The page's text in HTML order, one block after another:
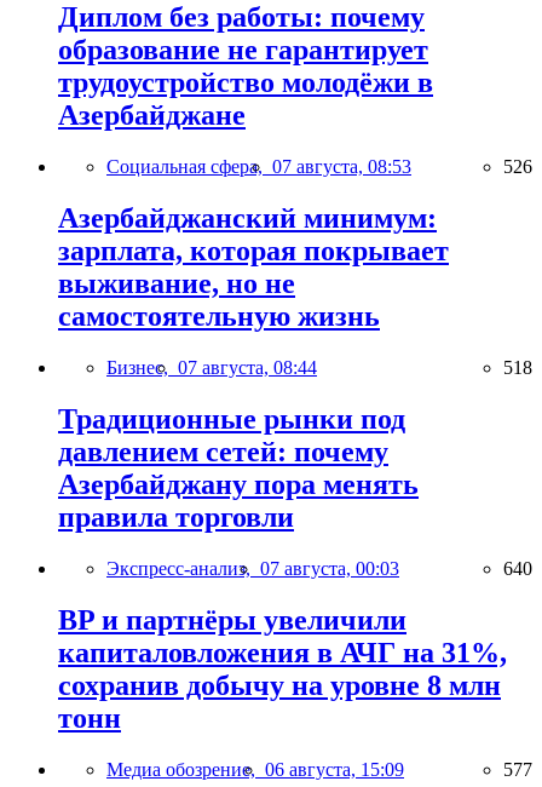
Диплом без работы: почему
образование не гарантирует
трудоустройство молодёжи в
Азербайджане
Социальная сфера, 07 августа, 08:53 526
Азербайджанский минимум:
зарплата, которая покрывает
выживание, но не
самостоятельную жизнь
Бизнес, 07 августа, 08:44 518
Традиционные рынки под
давлением сетей: почему
Азербайджану пора менять
правила торговли
Экспресс-анализ, 07 августа, 00:03 640
BP и партнёры увеличили
капиталовложения в АЧГ на 31%,
сохранив добычу на уровне 8 млн
тонн
Медиа обозрение, 06 августа, 15:09 577